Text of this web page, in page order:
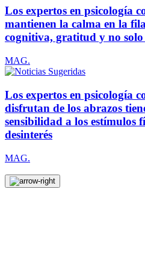
Los expertos en psicología
mantienen la calma en la
cognitiva, gratitud y no
MAG.
Los expertos en psicología
disfrutan de los abrazos
sensibilidad a los estímulos
desinterés
MAG.